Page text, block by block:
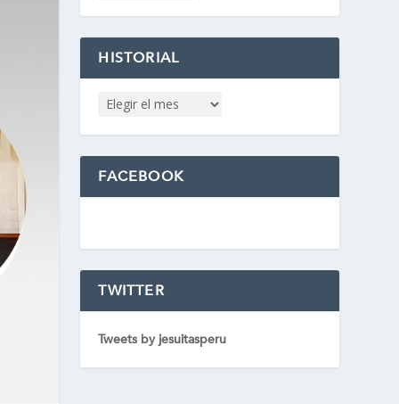
HISTORIAL
FACEBOOK
TWITTER
Tweets by jesuitasperu